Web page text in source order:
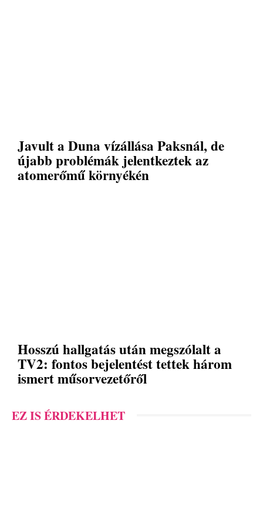
Javult a Duna vízállása Paksnál, de
újabb problémák jelentkeztek az
atomerőmű környékén
Hosszú hallgatás után megszólalt a
TV2: fontos bejelentést tettek három
ismert műsorvezetőről
EZ IS ÉRDEKELHET